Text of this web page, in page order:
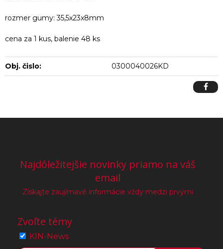
rozmer gumy: 35,5x23x8mm
cena za 1 kus, balenie 48 ks
Obj. čislo: 0300040026KD
Najdôležitejšie novinky priamo na váš
email
Získajte zaujímavé informácie vždy medzi prvými
Zvoľte témy
KIN-News